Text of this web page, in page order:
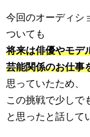
今回のオーディシ
ついても
将来は俳優やモデ
芸能関係のお仕事
思っていたため、
この挑戦で少しで
と思ったと話して